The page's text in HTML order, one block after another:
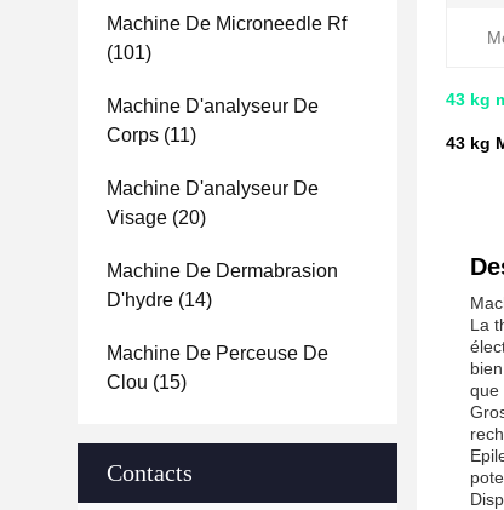
Machine De Microneedle Rf
(101)
Machine D'analyseur De
Corps (11)
Machine D'analyseur De
Visage (20)
Machine De Dermabrasion
D'hydre (14)
Machine De Perceuse De
Clou (15)
Contacts
43 kg
43 kg
La
que